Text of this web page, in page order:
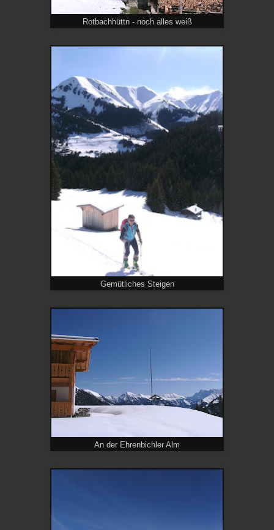
Rotbachhüttn - noch alles weiß
Gemütliches Steigen
An der Ehrenbichler Alm